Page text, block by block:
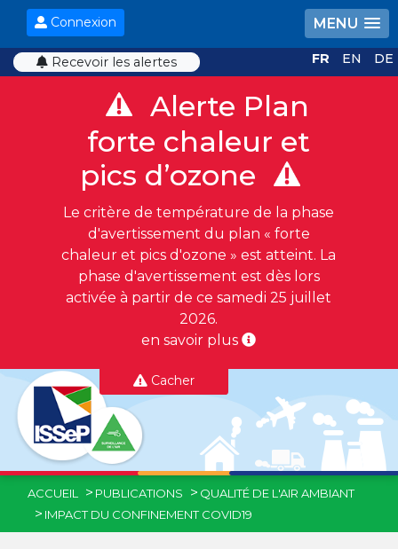
MENU
Connexion
Recevoir les alertes FR EN DE
Alerte Plan
forte chaleur et
pics d’ozone
Le critère de température de la phase
d'avertissement du plan « forte
chaleur et pics d'ozone » est atteint. La
phase d'avertissement est dès lors
activée à partir de ce samedi 25 juillet
2026.
en savoir plus
Cacher
ACCUEIL PUBLICATIONS
QUALITÉ DE L'AIR AMBIANT
IMPACT DU CONFINEMENT COVID19